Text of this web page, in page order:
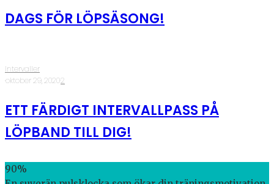
DAGS FÖR LÖPSÄSONG!
Intervaller
·oktober 29, 2020·2
ETT FÄRDIGT INTERVALLPASS PÅ
LÖPBAND TILL DIG!
90%